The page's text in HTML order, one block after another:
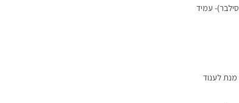
אמיתי 925 (סטרלינג סילבר)- עמיד
מנת לענוד